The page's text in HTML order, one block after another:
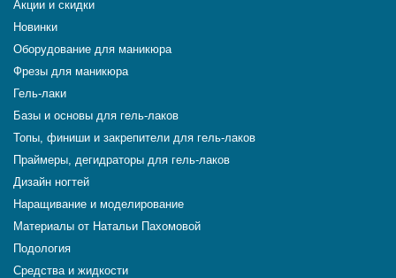
Акции и скидки
Новинки
Оборудование для маникюра
Фрезы для маникюра
Гель-лаки
Базы и основы для гель-лаков
Топы, финиши и закрепители для гель-лаков
Праймеры, дегидраторы для гель-лаков
Дизайн ногтей
Наращивание и моделирование
Материалы от Натальи Пахомовой
Подология
Средства и жидкости